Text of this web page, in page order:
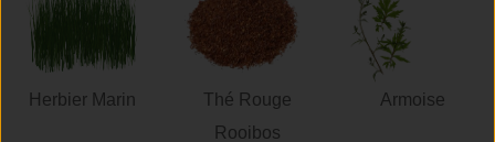
Herbier Marin
Thé Rouge
Rooibos
Armoise